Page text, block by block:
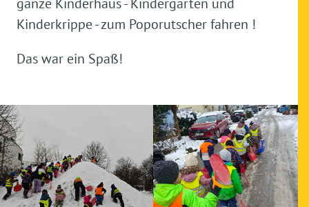
Kinderkrippe - zum Poporutscher fahren !
Das war ein Spaß!